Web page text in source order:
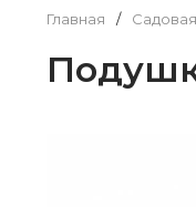
Главная /